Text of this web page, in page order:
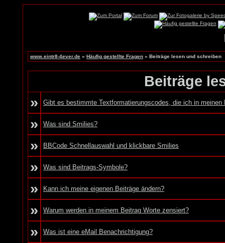
www.eintr8-4ever.de » Häufig gestellte Fragen » Beiträge lesen und schreiben
Beiträge
»
Gibt es bestimmte Textformatierungscodes, die ich in meinen
» Was sind Smilies?
» BBCode Schnellauswahl und klickbare Smilies
» Was sind Beitrags-Symbole?
» Kann ich meine eigenen Beiträge ändern?
» Warum werden in meinem Beitrag Worte zensiert?
» Was ist eine eMail Benachrichtigung?